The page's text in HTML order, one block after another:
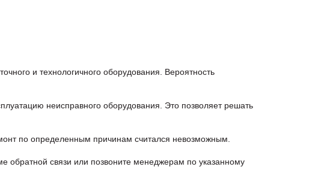
и технологичного оборудования. Вероятность
неисправного оборудования. Это позволяет решать
по определенным причинам считался невозможным.
связи или позвоните менеджерам по указанному